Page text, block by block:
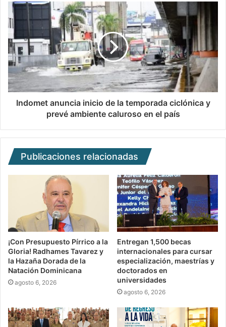
Indomet anuncia inicio de la temporada ciclónica y
prevé ambiente caluroso en el país
Publicaciones relacionadas
¡Con Presupuesto Pírrico a la
Gloria! Radhames Tavarez y
la Hazaña Dorada de la
Natación Dominicana
agosto 6, 2026
Entregan 1,500 becas
internacionales para cursar
especialización, maestrías y
doctorados en
universidades
agosto 6, 2026